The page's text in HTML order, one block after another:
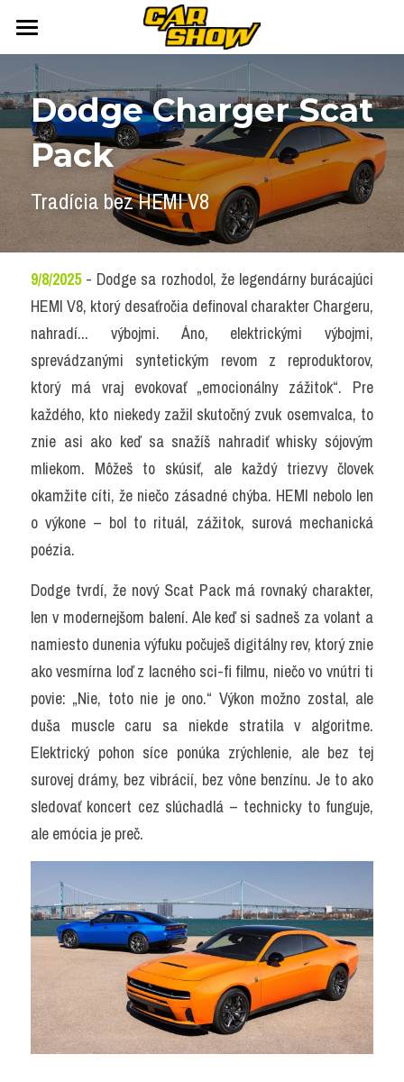
DOMOV
AUTONEWS
AUKCIE
ARCHÍV
NEWSLETTER
KONTAKT
ŠPORT
ČLÁNKY
KALENDÁR
Přihlášení/Registrace účtu
Vyhledávání
Dodge Charger Scat
Pack
Tradícia bez HEMI V8
9/8/2025 - Dodge sa rozhodol, že legendárny burácajúci
HEMI V8, ktorý desaťročia definoval charakter Chargeru,
nahradí... výbojmi. Áno, elektrickými výbojmi,
sprevádzanými syntetickým revom z reproduktorov,
ktorý má vraj evokovať „emocionálny zážitok“. Pre
každého, kto niekedy zažil skutočný zvuk osemvalca, to
znie asi ako keď sa snažíš nahradiť whisky sójovým
mliekom. Môžeš to skúsiť, ale každý triezvy človek
okamžite cíti, že niečo zásadné chýba. HEMI nebolo len
o výkone – bol to rituál, zážitok, surová mechanická
poézia.
Dodge tvrdí, že nový Scat Pack má rovnaký charakter,
len v modernejšom balení. Ale keď si sadneš za volant a
namiesto dunenia výfuku počuješ digitálny rev, ktorý znie
ako vesmírna loď z lacného sci-fi filmu, niečo vo vnútri ti
povie: „Nie, toto nie je ono.“ Výkon možno zostal, ale
duša muscle caru sa niekde stratila v algoritme.
Elektrický pohon síce ponúka zrýchlenie, ale bez tej
surovej drámy, bez vibrácií, bez vône benzínu. Je to ako
sledovať koncert cez slúchadlá – technicky to funguje,
ale emócia je preč.